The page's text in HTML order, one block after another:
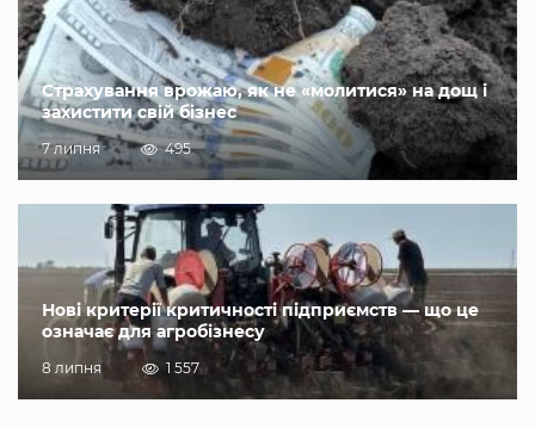
Страхування врожаю, як не «молитися» на дощ і
захистити свій бізнес
7 липня 495
Нові критерії критичності підприємств — що це
означає для агробізнесу
8 липня 1 557